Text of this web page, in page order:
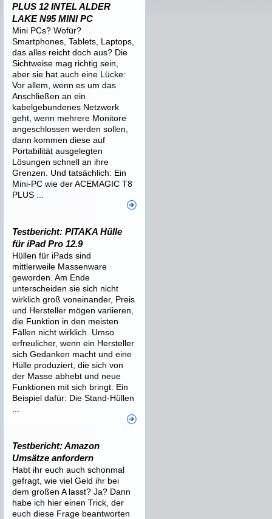
PLUS 12 INTEL ALDER
LAKE N95 MINI PC
Mini PCs? Wofür?
Smartphones, Tablets, Laptops,
das alles reicht doch aus? Die
Sichtweise mag richtig sein,
aber sie hat auch eine Lücke:
Vor allem, wenn es um das
Anschließen an ein
kabelgebundenes Netzwerk
geht, wenn mehrere Monitore
angeschlossen werden sollen,
dann kommen diese auf
Portabilität ausgelegten
Lösungen schnell an ihre
Grenzen. Und tatsächlich: Ein
Mini-PC wie der ACEMAGIC T8
PLUS ...
Testbericht: PITAKA Hülle
für iPad Pro 12.9
Hüllen für iPads sind
mittlerweile Massenware
geworden. Am Ende
unterscheiden sie sich nicht
wirklich groß voneinander, Preis
und Hersteller mögen variieren,
die Funktion in den meisten
Fällen nicht wirklich. Umso
erfreulicher, wenn ein Hersteller
sich Gedanken macht und eine
Hülle produziert, die sich von
der Masse abhebt und neue
Funktionen mit sich bringt. Ein
Beispiel dafür: Die Stand-Hüllen
Testbericht: Amazon
Umsätze anfordern
Habt ihr euch auch schonmal
gefragt, wie viel Geld ihr bei
dem großen A lasst? Ja? Dann
habe ich hier einen Trick, der
euch diese Frage beantworten